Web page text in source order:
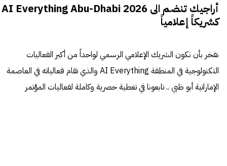
أراجيك تنضم الى AI Everything Abu-Dhabi 2026
كشريكاً إعلامياً
نفخر بأن نكون الشريك الإعلامي الرسمي لواحداً من أكبر الفعاليات
التكنولوجية في المنطقة AI Everything والذي تقام فعالياته في العاصمة
الإماراتية أبو ظبي .. تابعونا في تغطية حصرية وكاملة لفعاليات المؤتمر